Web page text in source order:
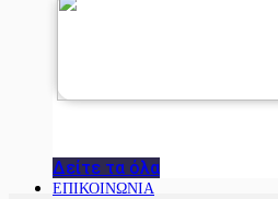
Δείτε τα όλα
ΕΠΙΚΟΙΝΩΝΙΑ